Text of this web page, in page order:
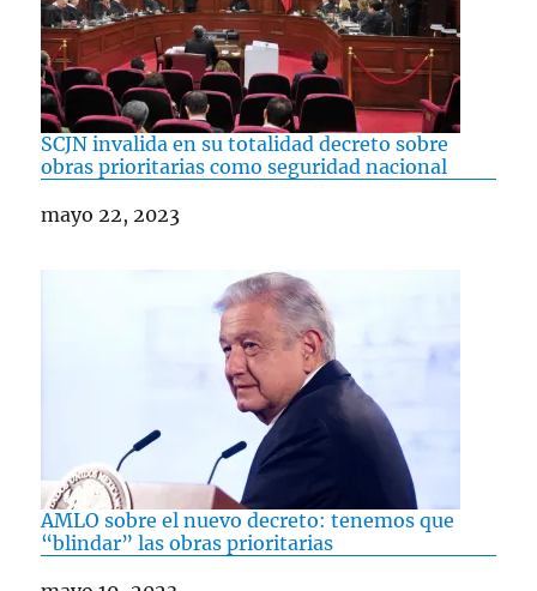
SCJN invalida en su totalidad decreto sobre
obras prioritarias como seguridad nacional
Fecha
mayo 22, 2023
AMLO sobre el nuevo decreto: tenemos que
“blindar” las obras prioritarias